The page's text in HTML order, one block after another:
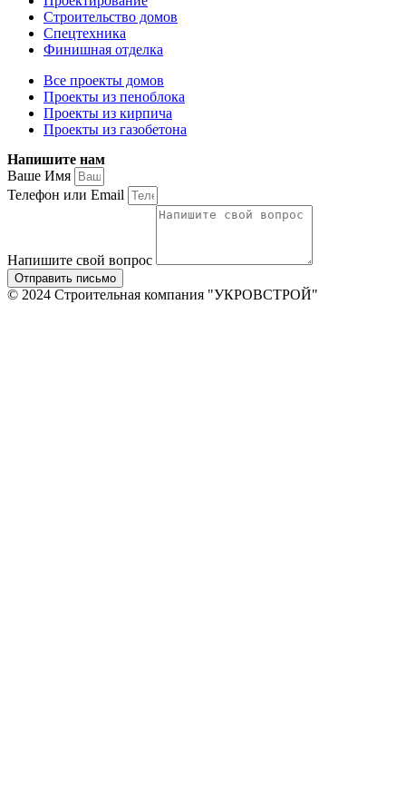
Строительство домов
Спецтехника
Финишная отделка
Все проекты домов
Проекты из пеноблока
Проекты из кирпича
Проекты из газобетона
Напишите нам
Ваше Имя
Телефон или Email
Напишите свой вопрос
Отправить письмо
© 2024 Строительная компания "УКРОВСТРОЙ"